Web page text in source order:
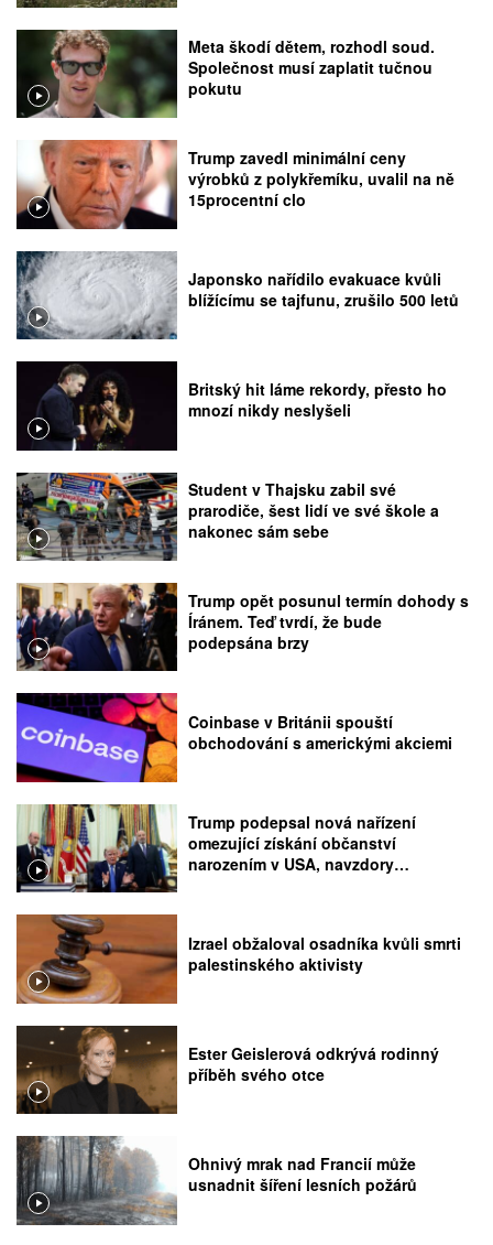
Meta škodí dětem, rozhodl soud.
Společnost musí zaplatit tučnou
pokutu
Trump zavedl minimální ceny
výrobků z polykřemíku, uvalil na ně
15procentní clo
Japonsko nařídilo evakuace kvůli
blížícímu se tajfunu, zrušilo 500 letů
Britský hit láme rekordy, přesto ho
mnozí nikdy neslyšeli
Student v Thajsku zabil své
prarodiče, šest lidí ve své škole a
nakonec sám sebe
Trump opět posunul termín dohody s
Íránem. Teď tvrdí, že bude
podepsána brzy
Coinbase v Británii spouští
obchodování s americkými akciemi
Trump podepsal nová nařízení
omezující získání občanství
narozením v USA, navzdory
Izrael obžaloval osadníka kvůli smrti
palestinského aktivisty
Ester Geislerová odkrývá rodinný
příběh svého otce
Ohnivý mrak nad Francií může
usnadnit šíření lesních požárů